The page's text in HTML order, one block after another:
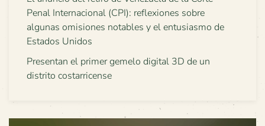
Penal Internacional (CPI): reflexiones sobre
algunas omisiones notables y el entusiasmo de
Estados Unidos
Presentan el primer gemelo digital 3D de un
distrito costarricense